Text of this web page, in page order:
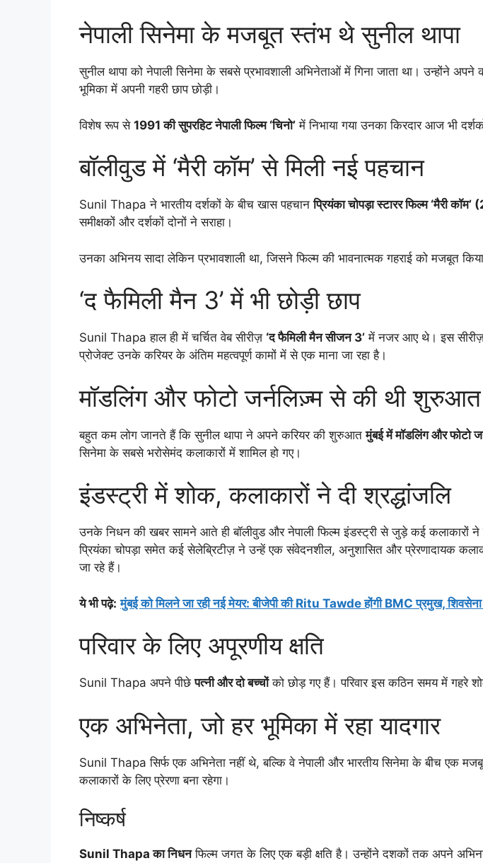
नेपाली सिनेमा के मजबूत स्तंभ थे सुनील थापा
सुनील थापा को नेपाली सिनेमा के सबसे प्रभावशाली अभिनेताओं में गिना जाता था। उन्होंने अपने
भूमिका में अपनी गहरी छाप छोड़ी।
विशेष रूप से 1991 की सुपरहिट नेपाली फिल्म ‘चिनो’ में निभाया गया उनका किरदार आज भी
बॉलीवुड में ‘मैरी कॉम’ से मिली नई पहचान
Sunil Thapa ने भारतीय दर्शकों के बीच खास पहचानप्रियंका चोपड़ा स्टारर फिल्म ‘मैरी
समीक्षकों और दर्शकों दोनों ने सराहा।
उनका अभिनय सादा लेकिन प्रभावशाली था, जिसने फिल्म की भावनात्मक गहराई को मजबूत
‘द फैमिली मैन 3’ में भी छोड़ी छाप
Sunil Thapa हाल ही में चर्चित वेब सीरीज़ ‘द फैमिली मैन सीजन 3’ में नजर आए थे। इस सीरीज़
प्रोजेक्ट उनके करियर के अंतिम महत्वपूर्ण कामों में से एक माना जा रहा है।
मॉडलिंग और फोटो जर्नलिज़्म से की थी शुरुआत
बहुत कम लोग जानते हैं कि सुनील थापा ने अपने करियर की शुरुआतमुंबई में मॉडलिंग और फोटो
सिनेमा के सबसे भरोसेमंद कलाकारों में शामिल हो गए।
इंडस्ट्री में शोक, कलाकारों ने दी श्रद्धांजलि
उनके निधन की खबर सामने आते ही बॉलीवुड और नेपाली फिल्म इंडस्ट्री से जुड़े कई कलाकारों ने
प्रियंका चोपड़ा समेत कई सेलेब्रिटीज़ ने उन्हें एक संवेदनशील, अनुशासित और प्रेरणादायक
जा रहे हैं।
ये भी पढ़े: मुंबई को मिलने जा रही नई मेयर: बीजेपी की Ritu Tawde होंगी BMC प्रमुख,
परिवार के लिए अपूरणीय क्षति
Sunil Thapa अपने पीछेपत्नी और दो बच्चोंको छोड़ गए हैं। परिवार इस कठिन समय में गहरे
एक अभिनेता, जो हर भूमिका में रहा यादगार
Sunil Thapa सिर्फ एक अभिनेता नहीं थे, बल्कि वे नेपाली और भारतीय सिनेमा के बीच एक
कलाकारों के लिए प्रेरणा बना रहेगा।
निष्कर्ष
Sunil Thapa का निधनफिल्म जगत के लिए एक बड़ी क्षति है। उन्होंने दशकों तक अपने